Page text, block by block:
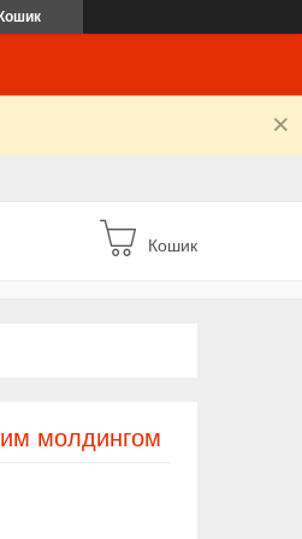
Кошик
Кошик
молдингом